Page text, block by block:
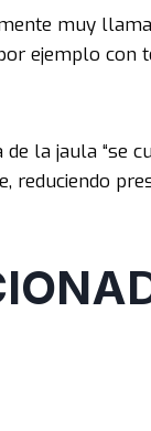
muy
ejemplo con
la jaula “se